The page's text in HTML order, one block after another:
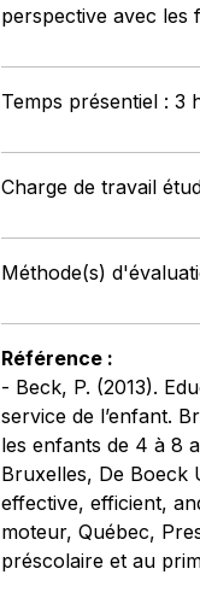
perspective avec les
Temps présentiel : 3
Charge de travail
Méthode(s)
Référence :
- Beck, P. (2013).
service de l’enfant.
les enfants de 4 à 8
Bruxelles, De Boeck
effective, efficient,
moteur, Québec,
préscolaire et au